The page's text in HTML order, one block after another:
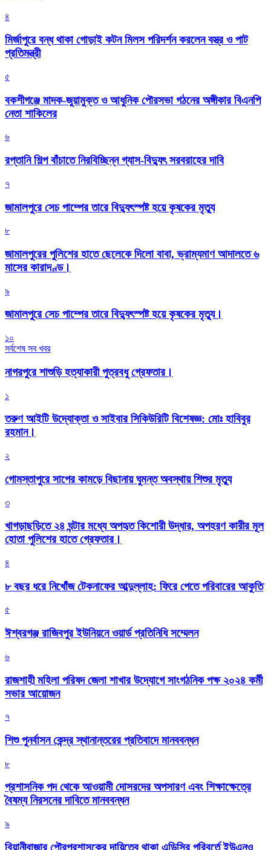
৪
মির্জাপুরে বন্ধ থাকা গোড়াই কটন মিলস পরিদর্শন করলেন বস্ত্র ও পাট
প্রতিমন্ত্রী
৫
বকশীগঞ্জে মাদক-জুয়ামুক্ত ও আধুনিক পৌরসভা গঠনের অঙ্গীকার বিএনপি
নেতা শাকিলের
৬
রপ্তানি শিল্প বাঁচাতে নিরবিচ্ছিন্ন গ্যাস-বিদ্যুৎ সরবরাহের দাবি
৭
জামালপুরে সেচ পাম্পের তারে বিদ্যুৎস্পষ্ট হয়ে কৃষকের মৃত্যু
৮
জামালপুরের পুলিশের হাতে ছেলেকে দিলো বাবা, ভ্রাম্যমাণ আদালতে ৬
মাসের কারাদণ্ড।
৯
জামালপুরে সেচ পাম্পের তারে বিদ্যুৎস্পষ্ট হয়ে কৃষকের মৃত্যু।
১০
সর্বশেষ সব খবর
নাগরপুরে শাশুড়ি হত্যাকারী পুত্রবধু গ্রেফতার।
১
তরুণ আইটি উদ্যোক্তা ও সাইবার সিকিউরিটি বিশেষজ্ঞ: মোঃ হাবিবুর
রহমান।
২
গোমস্তাপুরে সাপের কামড়ে বিছানায় ঘুমন্ত অবস্থায় শিশুর মৃত্যু
৩
খাগড়াছড়িতে ২৪ ঘন্টার মধ্যে অপহৃত কিশোরী উদ্ধার, অপহরণ কারীর মূল
হোতা পুলিশের হাতে গ্রেফতার।
৪
৮ বছর ধরে নিখোঁজ টেকনাফের আব্দুল্লাহ: ফিরে পেতে পরিবারের আকুতি
৫
ঈশ্বরগঞ্জ রাজিবপুর ইউনিয়নে ওয়ার্ড প্রতিনিধি সম্মেলন
৬
রাজশাহী মহিলা পরিষদ জেলা শাখার উদ্যোগে সাংগঠনিক পক্ষ ২০২৪ কর্মী
সভার আয়োজন
৭
শিশু পুনর্বাসন কেন্দ্র স্থানান্তরের প্রতিবাদে মানববন্ধন
৮
প্রশাসনিক পদ থেকে আওয়ামী দোসরদের অপসারণ এবং শিক্ষাক্ষেত্রে
বৈষম্য নিরসনের দাবিতে মানববন্ধন
৯
বিয়ানীবাজার পৌরপ্রশাসকের দায়িত্বে থাকা এডিসির পরিবর্তে ইউএনও